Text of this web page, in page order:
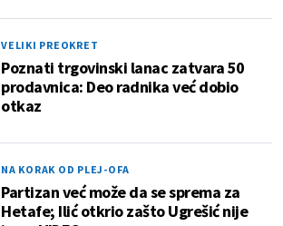
VELIKI PREOKRET
Poznati trgovinski lanac zatvara 50
prodavnica: Deo radnika već dobio
otkaz
NA KORAK OD PLEJ-OFA
Partizan već može da se sprema za
Hetafe; Ilić otkrio zašto Ugrešić nije